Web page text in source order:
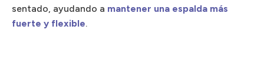
sentado, ayudando a mantener una espalda más
fuerte y flexible.